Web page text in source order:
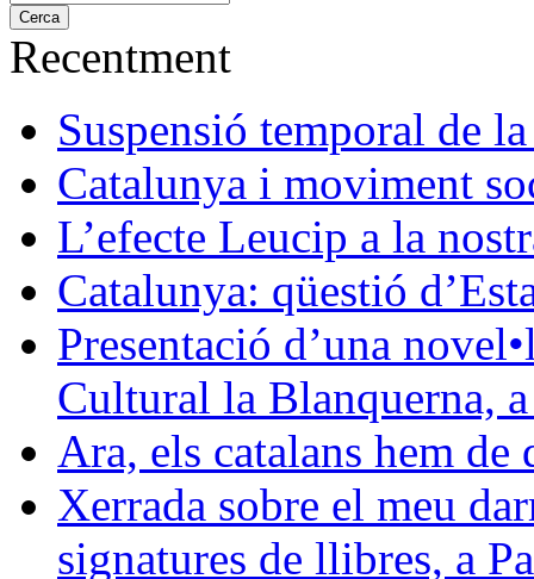
Recentment
Suspensió temporal de
Catalunya i moviment
L’efecte Leucip a la
Catalunya: qüestió
Presentació d’una
Cultural la Blanquerna,
Ara, els catalans hem de
Xerrada sobre el meu
signatures de llibres, a